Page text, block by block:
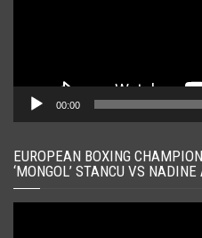
00:00
EUROPEAN BOXING
‘MONGOL’ STANCU VS